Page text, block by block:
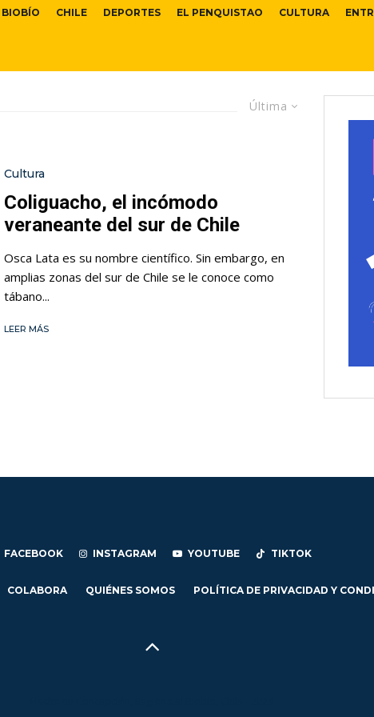
BIOBÍO CHILE DEPORTES EL PENQUISTAO CULTURA
Última
Cultura
Coliguacho, el incómodo
veraneante del sur de Chile
Osca Lata es su nombre científico. Sin embargo, en
amplias zonas del sur de Chile se le conoce como
tábano...
LEER MÁS
FACEBOOK INSTAGRAM YOUTUBE TIKTOK
COLABORA QUIÉNES SOMOS POLÍTICA DE PRIVACIDAD Y